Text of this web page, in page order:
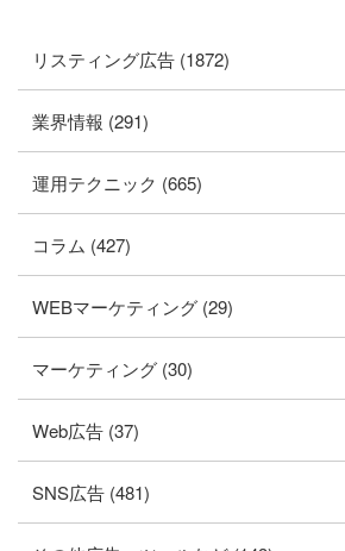
リスティング広告 (1872)
業界情報 (291)
運用テクニック (665)
コラム (427)
WEBマーケティング (29)
マーケティング (30)
Web広告 (37)
SNS広告 (481)